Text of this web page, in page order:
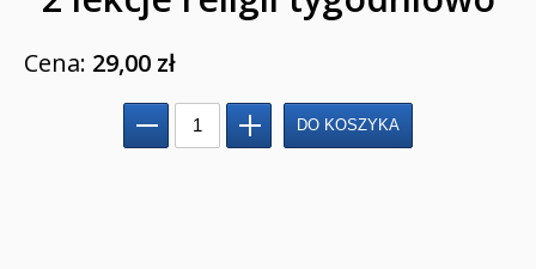
QUIZY, ŁAMIGŁÓWKI TERAZ -35% TANIEJ
KAKADU - książki interaktywne z piórem
Cena: 29,00 zł